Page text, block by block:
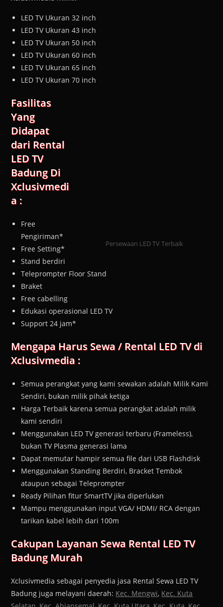
LED TV Ukuran 32 inch
LED TV Ukuran 43 inch
LED TV Ukuran 50 inch
LED TV Ukuran 60 inch
LED TV Ukuran 65 inch
LED TV Ukuran 70 inch
Persewaan LED TV Terbaik
Fasilitas
Yang
Didapat
dari Rental
LED TV
Badung Di
Xclusivmedi
a :
Free
Pengiriman*
Free Setting*
Stand berdiri
Teleprompter Floor Stand
Braket
Free cabelling
Edukasi operasional LED TV
Support 24 jam*
Mengapa Harus Sewa / Rental LED TV di
Xclusivmedia :
Semua perangkat yang kami sewakan adalah Milik Kami
Sendiri, bukan milik pihak ketiga
Harga Terbaik karena semua perangkat adalah milik
kami sendiri
Menggunakan LED TV generasi terbaru (Frameless),
bukan TV Plasma generasi lama
Dapat memutar hampir semua file dari USB Flashdisk
Menggunakan Standing Berdiri, Bracket Tembok
ataupun sebagai Teleprompter
Ready Pilihan fitur SmartTV jika diperlukan
Mampu menggunakan input VGA/ HDMI/ RCA dengan
tarikan kabel lebih dari 100m
Cakupan Layanan Sewa Rental LED TV
Badung Murah
Xclusivmedia sebagai penyedia jasa Rental Sewa LED TV
Badung juga melayani daerah: Kec. Mengwi, Kec. Kuta